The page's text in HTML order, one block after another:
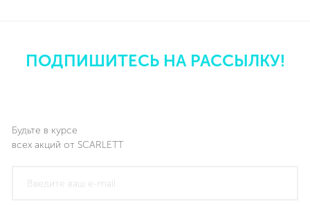
ПОДПИШИТЕСЬ НА РАССЫЛКУ!
Будьте в курсе
всех акций от SCARLETT